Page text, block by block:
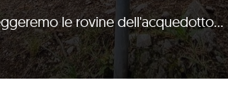
le rovine dell'acquedotto…